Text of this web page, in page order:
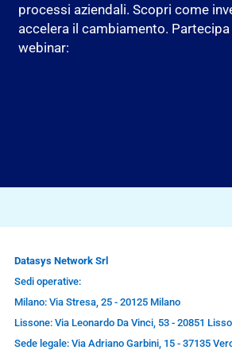
processi aziendali. Scopri come
accelera il cambiamento.
webinar:
Datasys Network Srl
Sedi operative:
Milano: Via Stresa, 25 - 20125 Milano
Lissone: Via Leonardo Da Vinci, 53 - 20851
Sede legale: Via Adriano Garbini, 15 - 37135